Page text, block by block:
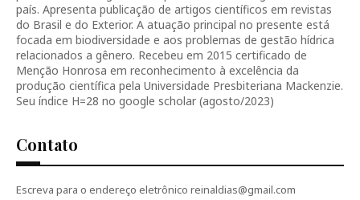
país. Apresenta publicação de artigos científicos em revistas
do Brasil e do Exterior. A atuação principal no presente está
focada em biodiversidade e aos problemas de gestão hídrica
relacionados a gênero. Recebeu em 2015 certificado de
Menção Honrosa em reconhecimento à excelência da
produção científica pela Universidade Presbiteriana Mackenzie.
Seu índice H=28 no google scholar (agosto/2023)
Contato
Escreva para o endereço eletrônico reinaldias@gmail.com